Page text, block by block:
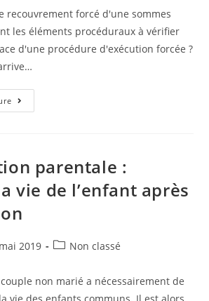
recouvrement forcé d'une sommes
les éléments procéduraux à vérifier
d'une procédure d'exécution forcée ?
parentale :
vie de l’enfant après
2019 Non classé
non marié a nécessairement de